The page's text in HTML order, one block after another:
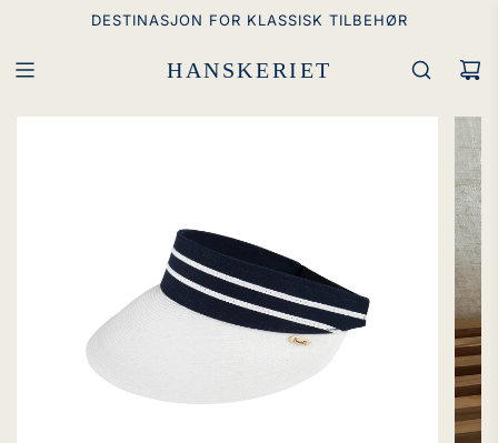
INNHOLD
DESTINASJON FOR KLASSISK TILBEHØR
HANSKERIET